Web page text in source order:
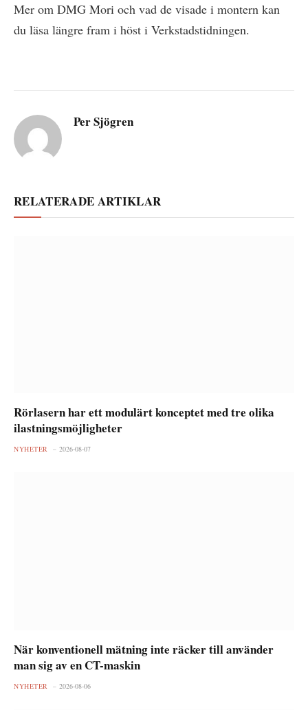
Mer om DMG Mori och vad de visade i montern kan
du läsa längre fram i höst i Verkstadstidningen.
Per Sjögren
RELATERADE ARTIKLAR
Rörlasern har ett modulärt konceptet med tre olika
ilastningsmöjligheter
NYHETER 2026-08-07
När konventionell mätning inte räcker till använder
man sig av en CT-maskin
NYHETER 2026-08-06